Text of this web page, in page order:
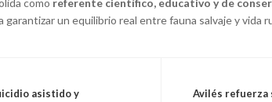
como referente científico, educativo y de
garantizar un equilibrio real entre fauna salvaje y vida
asistido y
Avilés refuerza